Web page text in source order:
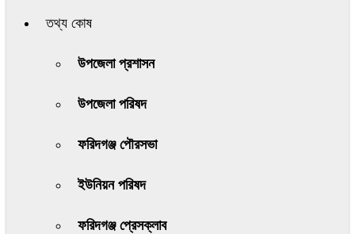
তথ্য কোষ
উপজেলা প্রশাসন
উপজেলা পরিষদ
ফরিদগঞ্জ পৌরসভা
ইউনিয়ন পরিষদ
ফরিদগঞ্জ প্রেসক্লাব